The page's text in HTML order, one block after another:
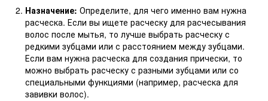
Назначение: Определите, для чего именно вам нужна
расческа. Если вы ищете расческу для расчесывания
волос после мытья, то лучше выбрать расческу с
редкими зубцами или с расстоянием между зубцами.
Если вам нужна расческа для создания прически, то
можно выбрать расческу с разными зубцами или со
специальными функциями (например, расческа для
завивки волос).